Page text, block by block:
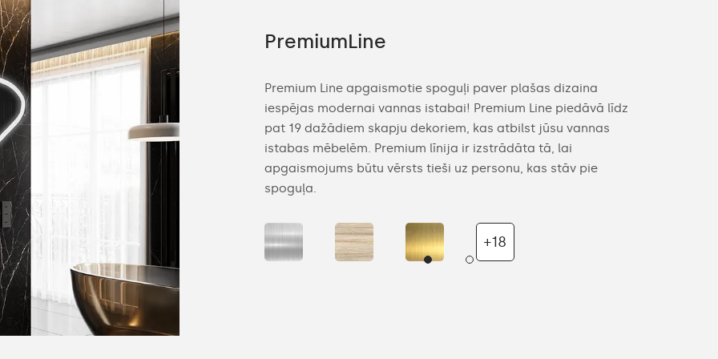
vannas istabas spogulis ir modernā dizaina
Dekoratīvā apgaismojuma ir
lielām, gan mazākām telpām. Ambient
stars ir maigs un izkliedēts, krītot uz
piekārts spogulis.
PremiumLine
Premium Line apgaismotie spoguļi paver plašas dizaina
iespējas modernai vannas istabai! Premium Line piedāvā līdz
pat 19 dažādiem skapju dekoriem, kas atbilst jūsu vannas
istabas mēbelēm. Premium līnija ir izstrādāta tā, lai
apgaismojums būtu vērsts tieši uz personu, kas stāv pie
spoguļa.
+18